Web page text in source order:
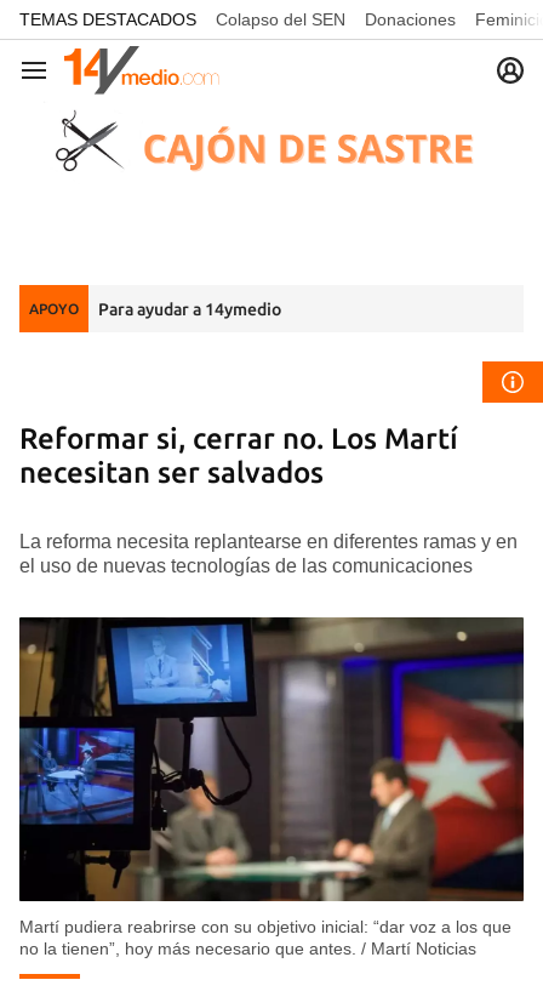
common.go-to-content
TEMAS DESTACADOS Colapso del SEN Donaciones
Navegación
APOYO Para ayudar a 14ymedio
Reformar si, cerrar no. Los Martí
necesitan ser salvados
La reforma necesita replantearse en diferentes ramas y en
el uso de nuevas tecnologías de las comunicaciones
Martí pudiera reabrirse con su objetivo inicial: “dar voz a los que
no la tienen”, hoy más necesario que antes. / Martí Noticias